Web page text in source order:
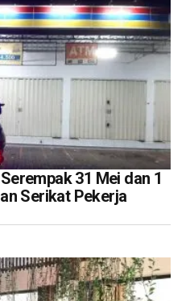
31 Mei dan 1
Serikat Pekerja